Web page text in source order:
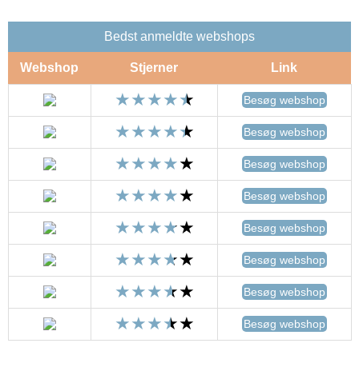
Bedst anmeldte webshops
Webshop Stjerner Link
Besøg webshop
Besøg webshop
Besøg webshop
Besøg webshop
Besøg webshop
Besøg webshop
Besøg webshop
Besøg webshop